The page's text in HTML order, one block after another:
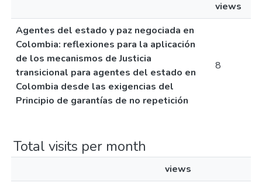
views
Agentes del estado y paz negociada en
Colombia: reflexiones para la aplicación
de los mecanismos de Justicia
transicional para agentes del estado en
Colombia desde las exigencias del
Principio de garantías de no repetición
8
Total visits per month
views